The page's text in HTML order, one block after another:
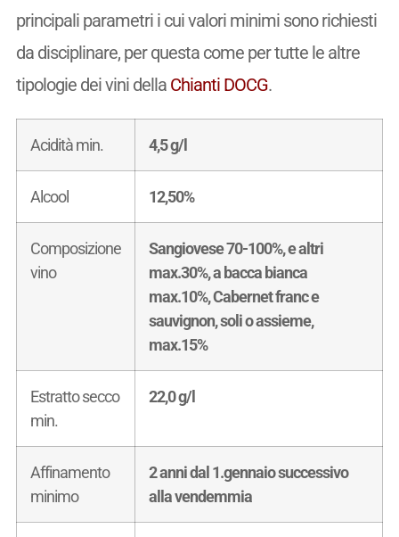
principali parametri i cui valori minimi sono richiesti
da disciplinare, per questa come per tutte le altre
tipologie dei vini della Chianti DOCG.
Acidità min. 4,5 g/l
Alcool 12,50%
Composizione
vino
Sangiovese 70-100%, e altri
max.30%, a bacca bianca
max.10%, Cabernet franc e
sauvignon, soli o assieme,
max.15%
Estratto secco
min.
22,0 g/l
Affinamento
minimo
2 anni dal 1.gennaio successivo
alla vendemmia